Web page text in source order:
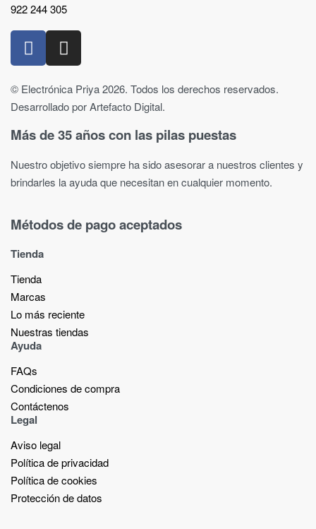
922 244 305
© Electrónica Priya 2026. Todos los derechos reservados.
Desarrollado por Artefacto Digital.
Más de 35 años con las pilas puestas
Nuestro objetivo siempre ha sido asesorar a nuestros clientes y
brindarles la ayuda que necesitan en cualquier momento.
Métodos de pago aceptados
Tienda
Tienda
Marcas
Lo más reciente​
Nuestras tiendas​
Ayuda
FAQs
Condiciones de compra
Contáctenos
Legal
Aviso legal
Política de privacidad
Política de cookies
Protección de datos